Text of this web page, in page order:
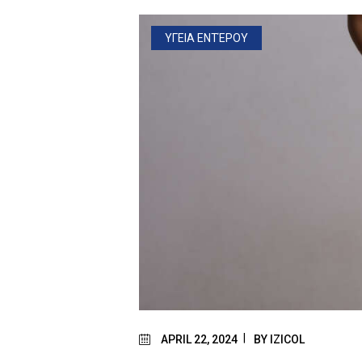
ΥΓΕΙΑ ΕΝΤΈΡΟΥ
APRIL 22, 2024 BY IZICOL